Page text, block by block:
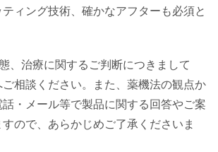
ィング技術、確かなアフターも必須と
、治療に関するご判断につきまして
相談ください。また、薬機法の観点か
・メール等で製品に関する回答やご案
ので、あらかじめご了承くださいま